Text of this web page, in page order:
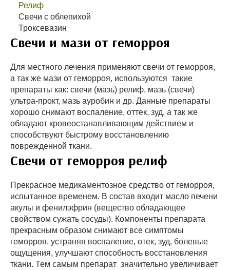
Релиф
Свечи с облепихой
Троксевазин
Свечи и мази от геморроя
Для местного лечения применяют свечи от геморроя,
а так же мази от геморроя, используются такие
препараты как: свечи (мазь) релиф, мазь (свечи)
ультра-прокт, мазь ауробин и др. Данные препараты
хорошо снимают воспаление, оттек, зуд, а так же
обладают кровеостанавливающим действием и
способствуют быстрому восстановлению
поврежденной ткани.
Свечи от геморроя релиф
Прекрасное медикаментозное средство от геморроя,
испытанное временем. В состав входит масло печени
акулы и фенилэфрин (вещество обладающее
свойством сужать сосуды). Компоненты препарата
прекрасным образом снимают все симптомы
геморроя, устраняя воспаление, отек, зуд, болевые
ощущения, улучшают способность восстановления
ткани. Тем самым препарат значительно увеличивает